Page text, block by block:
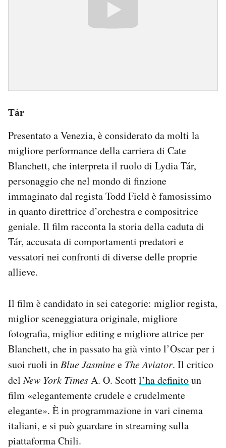
Tár
Presentato a Venezia, è considerato da molti la
migliore performance della carriera di Cate
Blanchett, che interpreta il ruolo di Lydia Tár,
personaggio che nel mondo di finzione
immaginato dal regista Todd Field è famosissimo
in quanto direttrice d’orchestra e compositrice
geniale. Il film racconta la storia della caduta di
Tár, accusata di comportamenti predatori e
vessatori nei confronti di diverse delle proprie
allieve.
Il film è candidato in sei categorie: miglior regista,
miglior sceneggiatura originale, migliore
fotografia, miglior editing e migliore attrice per
Blanchett, che in passato ha già vinto l’Oscar per i
suoi ruoli in Blue Jasminee The Aviator. Il critico
delNew York TimesA. O. Scottl’ha definitoun
film «elegantemente crudele e crudelmente
elegante». È in programmazione in vari cinema
italiani, e si può guardare in streaming sulla
piattaforma Chili.